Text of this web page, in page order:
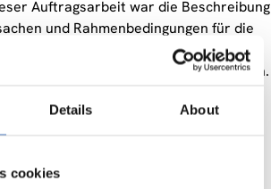
Details About
cookies
Auftragsarbeit war die Beschreibung
und Rahmenbedingungen für die
älterer ArbeitnehmerInnen, sowie
möglicher Gegenstrategien.
55 qualitative biographieorientierte
Gruppen älterer
aufbauend und unter
internationalen Literatur wie auch
Regelungen in europäischen